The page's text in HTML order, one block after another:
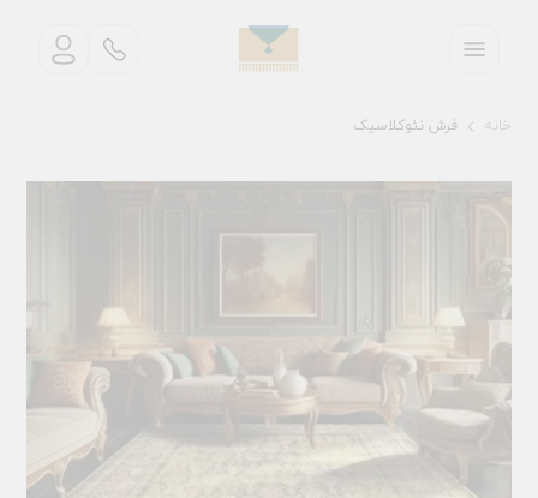
خانه فرش نئوکلاسیک